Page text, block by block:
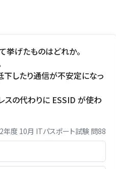
挙げたものはどれか。
したり通信が不安定になっ
スの代わりに ESSID が使わ
年度 10月 ITパスポート試験 問88